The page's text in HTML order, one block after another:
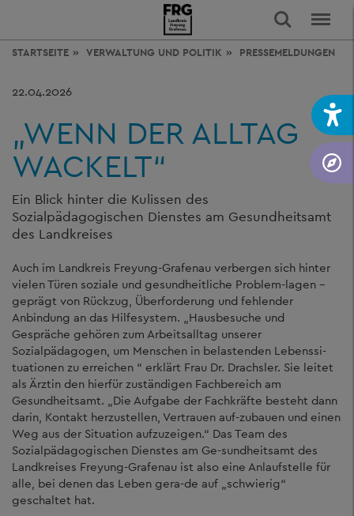
STARTSEITE VERWALTUNG UND POLITIK PRESSEMELDUNGEN
22.04.2026
„WENN DER ALLTAG
WACKELT“
Ein Blick hinter die Kulissen des
Sozialpädagogischen Dienstes am Gesundheitsamt
des Landkreises
Auch im Landkreis Freyung-Grafenau verbergen sich hinter
vielen Türen soziale und gesundheitliche Problem-lagen –
geprägt von Rückzug, Überforderung und fehlender
Anbindung an das Hilfesystem. „Hausbesuche und
Gespräche gehören zum Arbeitsalltag unserer
Sozialpädagogen, um Menschen in belastenden Lebenssi-
tuationen zu erreichen “ erklärt Frau Dr. Drachsler. Sie leitet
als Ärztin den hierfür zuständigen Fachbereich am
Gesundheitsamt. „Die Aufgabe der Fachkräfte besteht dann
darin, Kontakt herzustellen, Vertrauen auf-zubauen und einen
Weg aus der Situation aufzuzeigen.“ Das Team des
Sozialpädagogischen Dienstes am Ge-sundheitsamt des
Landkreises Freyung-Grafenau ist also eine Anlaufstelle für
alle, bei denen das Leben gera-de auf „schwierig“
geschaltet hat.